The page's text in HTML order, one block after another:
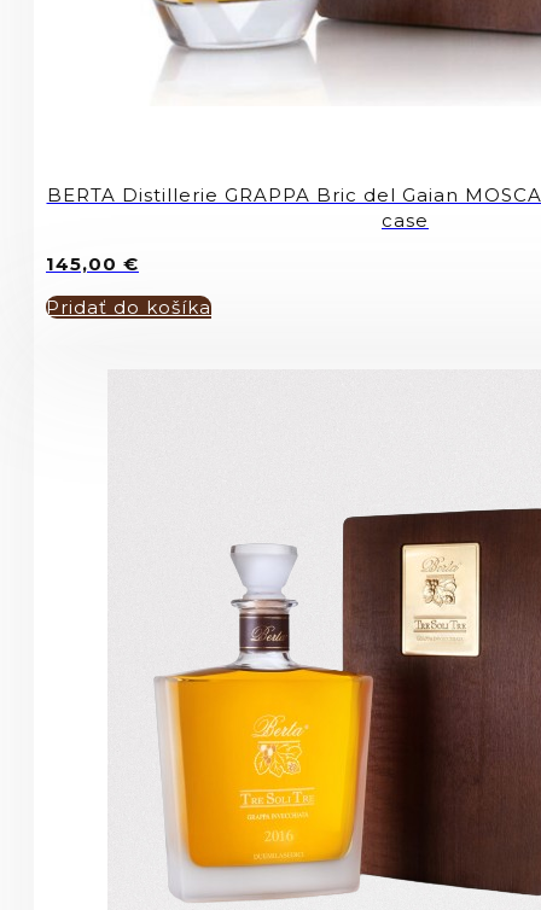
BERTA Distillerie GRAPPA Bric del Gaian
case
145,00 €
Pridať do košíka